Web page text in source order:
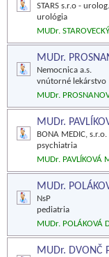
STARS s.r.o -
urológia
MUDr.
MUDr.
Nemocnica a.s.
vnútorné lekárstvo
MUDr.
MUDr.
BONA MEDIC, s.r.o.
psychiatria
MUDr. PAVLÍKOVÁ
MUDr.
NsP
pediatria
MUDr. POLÁKOVÁ
MUDr. DVONČ